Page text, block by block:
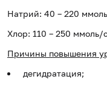
Натрий: 40 – 220
Хлор: 110 – 250 ммоль/
Причины повышения
дегидратация;